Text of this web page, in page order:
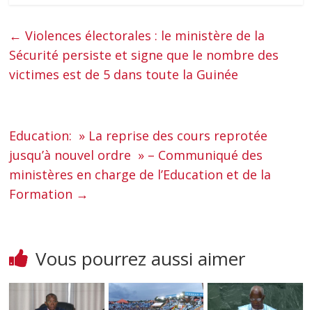
← Violences électorales : le ministère de la
Sécurité persiste et signe que le nombre des
victimes est de 5 dans toute la Guinée
Education: » La reprise des cours reprotée
jusqu’à nouvel ordre » – Communiqué des
ministères en charge de l’Education et de la
Formation →
Vous pourrez aussi aimer